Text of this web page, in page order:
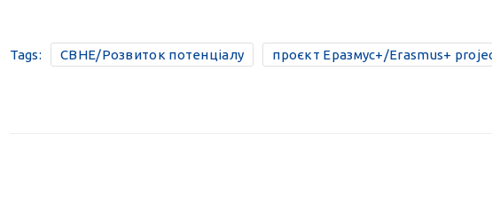
Tags: CBHE/Розвиток потенціалу проєкт Еразмус+/Erasmus+